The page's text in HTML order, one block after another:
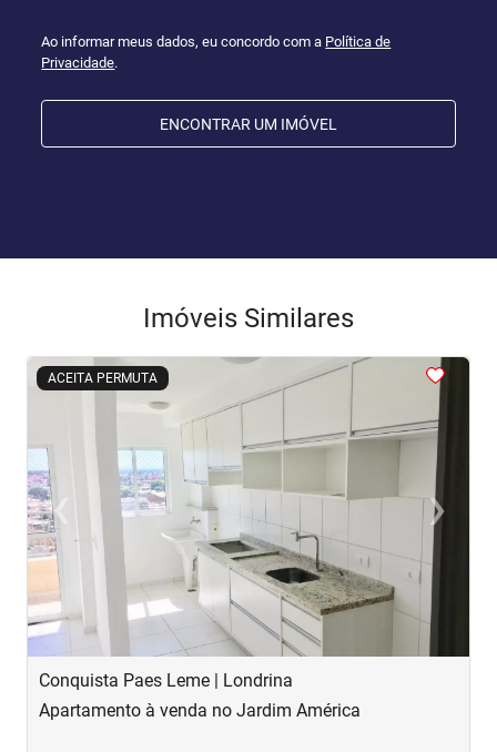
Ao informar meus dados, eu concordo com a Política de
Privacidade.
ENCONTRAR UM IMÓVEL
Imóveis Similares
ACEITA PERMUTA
<<<<
‹Previous ›
Next
Conquista Paes Leme | Londrina
Apartamento à venda no Jardim América